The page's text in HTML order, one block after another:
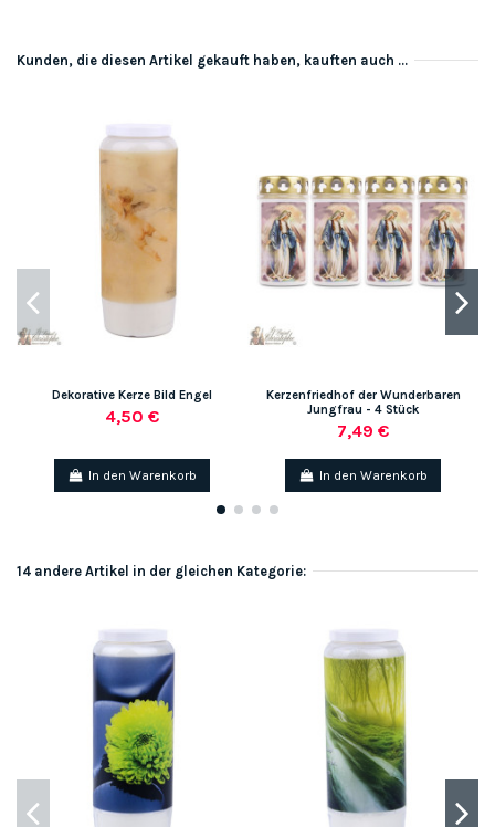
Kunden, die diesen Artikel gekauft haben, kauften auch ...
Dekorative Kerze Bild Engel
4,50 €
In den Warenkorb
Kerzenfriedhof der Wunderbaren
Jungfrau - 4 Stück
7,49 €
In den Warenkorb
14 andere Artikel in der gleichen Kategorie: